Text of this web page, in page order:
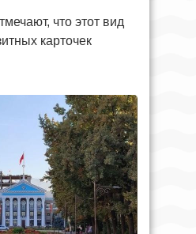
что этот вид
карточек